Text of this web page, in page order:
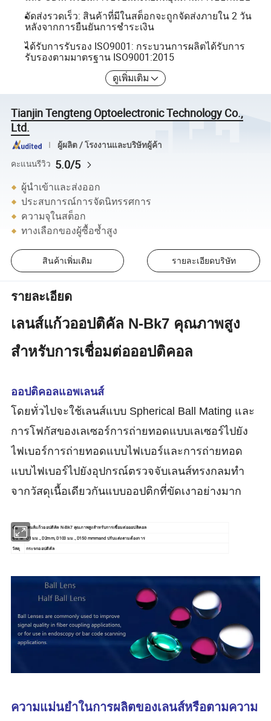
จัดส่งรวดเร็ว: สินค้าที่มีในสต็อกจะถูกจัดส่งภายใน 2 วัน
หลังจากการยืนยันการชำระเงิน
ได้รับการรับรอง ISO9001: กระบวนการผลิตได้รับการ
รับรองตามมาตรฐาน ISO9001:2015
ดูเพิ่มเติม
Tianjin Tengteng Optoelectronic Technology Co.,
Ltd.
ผู้ผลิต / โรงงานและบริษัทผู้ค้า
คะแนนรีวิว 5.0/5
ผู้นำเข้าและส่งออก
ประสบการณ์การจัดนิทรรศการ
ความจุในสต็อก
ทางเลือกของผู้ซื้อซ้ำสูง
สินค้าเพิ่มเติม รายละเอียดบริษัท
รายละเอียด
เลนส์แก้วออปติคัล N-Bk7 คุณภาพสูง
สำหรับการเชื่อมต่อออปติคอล
ออปติคอลแอพเลนส์
โดยทั่วไปจะใช้เลนส์แบบ Spherical Ball Mating และ
การโฟกัสของเลเซอร์การถ่ายทอดแบบเลเซอร์ไปยัง
ไฟเบอร์การถ่ายทอดแบบไฟเบอร์และการถ่ายทอด
แบบไฟเบอร์ไปยังอุปกรณ์ตรวจจับเลนส์ทรงกลมทำ
จากวัสดุเนื้อเดียวกันแบบออปติกที่ขัดเงาอย่างมาก
ชื่อ เลนส์แก้วออปติคัล N-Bk7 คุณภาพสูงสำหรับการเชื่อมต่อออปติคอล
ขนาด D1 มม ., D2mm, D100 มม ., D150 mmmand ปรับแต่งตามต้องการ
วัสดุ
กระจกออปติคัล
ความแม่นยำในการผลิตของเลนส์หรือตามความ